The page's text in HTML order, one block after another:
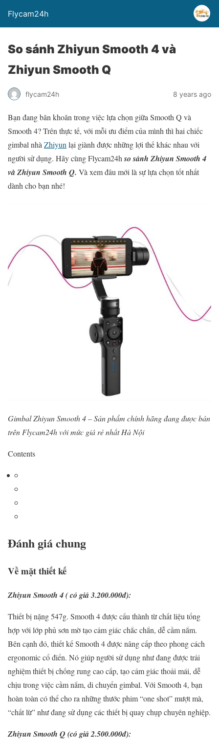
Flycam24h
So sánh Zhiyun Smooth 4 và
Zhiyun Smooth Q
flycam24h 8 years ago
Bạn đang băn khoăn trong việc lựa chọn giữa Smooth Q và
Smooth 4? Trên thực tế, với mỗi ưu điểm của mình thì hai chiếc
gimbal nhà Zhiyun lại giành được những lợi thế khác nhau với
người sử dụng. Hãy cùng Flycam24hso sánh Zhiyun Smooth 4
và Zhiyun Smooth Q. Và xem đâu mới là sự lựa chọn tốt nhất
dành cho bạn nhé!
Gimbal Zhiyun Smooth 4 – Sản phẩm chính hãng đang được bán
trên Flycam24h với mức giá rẻ nhất Hà Nội
Contents
Đánh giá chung
Về mặt thiết kế
Zhiyun Smooth 4 ( có giá 3.200.000đ):
Thiết bị nặng 547g. Smooth 4 được cấu thành từ chất liệu tổng
hợp với lớp phủ sơn mờ tạo cảm giác chắc chắn, dễ cầm nắm.
Bên cạnh đó, thiết kế Smooth 4 được nâng cấp theo phong cách
ergonomic cổ điển. Nó giúp người sử dụng như đang được trải
nghiệm thiết bị chống rung cao cấp, tạo cảm giác thoải mái, dễ
chịu trong việc cầm nắm, di chuyển gimbal. Với Smooth 4, bạn
hoàn toàn có thể cho ra những thước phim “one shot” mượt mà,
“chất lừ” như đang sử dụng các thiết bị quay chụp chuyên nghiệp.
Zhiyun Smooth Q (có giá 2.500.000đ):